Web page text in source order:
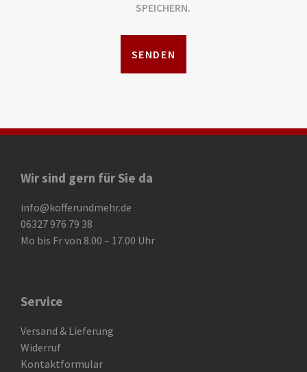
SPEICHERN.
Wir sind gern für Sie da
info@kofferundmehr.de
06327 976 79 38
Mo bis Fr von 8.00 – 17.00 Uhr
Service
Versand & Lieferung
Widerruf
Kontaktformular